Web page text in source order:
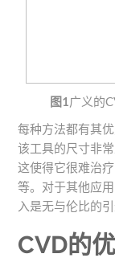
图1广义的
每种方法都有其
该工具的尺寸非
这使得它很难治
等。对于其他应
入是无与伦比的
CVD的